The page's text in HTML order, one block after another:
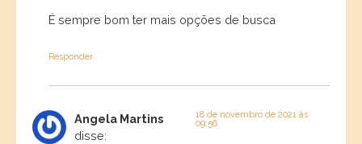
É sempre bom ter mais opções de busca
Responder
Angela Martins
disse:
18 de novembro de 2021 às
09:56